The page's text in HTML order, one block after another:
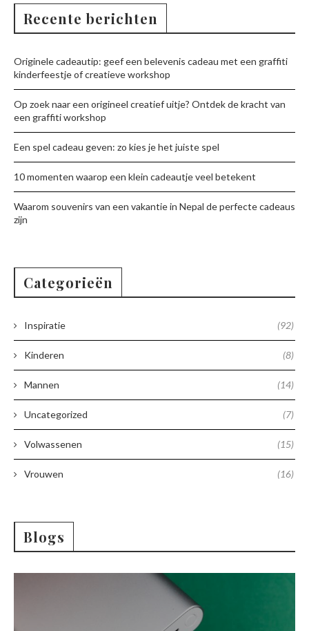
Recente berichten
Originele cadeautip: geef een belevenis cadeau met een graffiti
kinderfeestje of creatieve workshop
Op zoek naar een origineel creatief uitje? Ontdek de kracht van
een graffiti workshop
Een spel cadeau geven: zo kies je het juiste spel
10 momenten waarop een klein cadeautje veel betekent
Waarom souvenirs van een vakantie in Nepal de perfecte cadeaus
zijn
Categorieën
Inspiratie (92)
Kinderen (8)
Mannen (14)
Uncategorized (7)
Volwassenen (15)
Vrouwen (16)
Blogs